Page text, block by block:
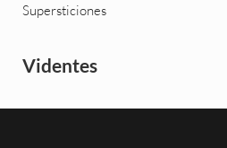
Supersticiones
Videntes